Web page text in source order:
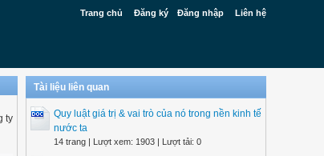
Trang chủ Đăng ký Đăng nhập Liên hệ
ty
Tài liệu liên quan
Quy luật giá trị & vai trò của nó trong nền kinh tế
nước ta
14 trang | Lượt xem: 1903 | Lượt tải: 0